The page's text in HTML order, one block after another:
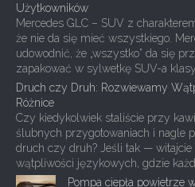
Użytkowników
Mercedes GLC – SUV z
że nie da się mieć wszystkiego.
udowodnić, że „wszystko” da się
zapakować w sylwetkę SUV-a klasy
Druch czy Druh: Rozwiewamy
Różnice
Czy kiedykolwiek staliście przy
ślubnych przygotowaniach i nagle
druch czy druh? Jeśli tak —
wątpliwości językowych, gdzie
Pompa ciepła powietrze